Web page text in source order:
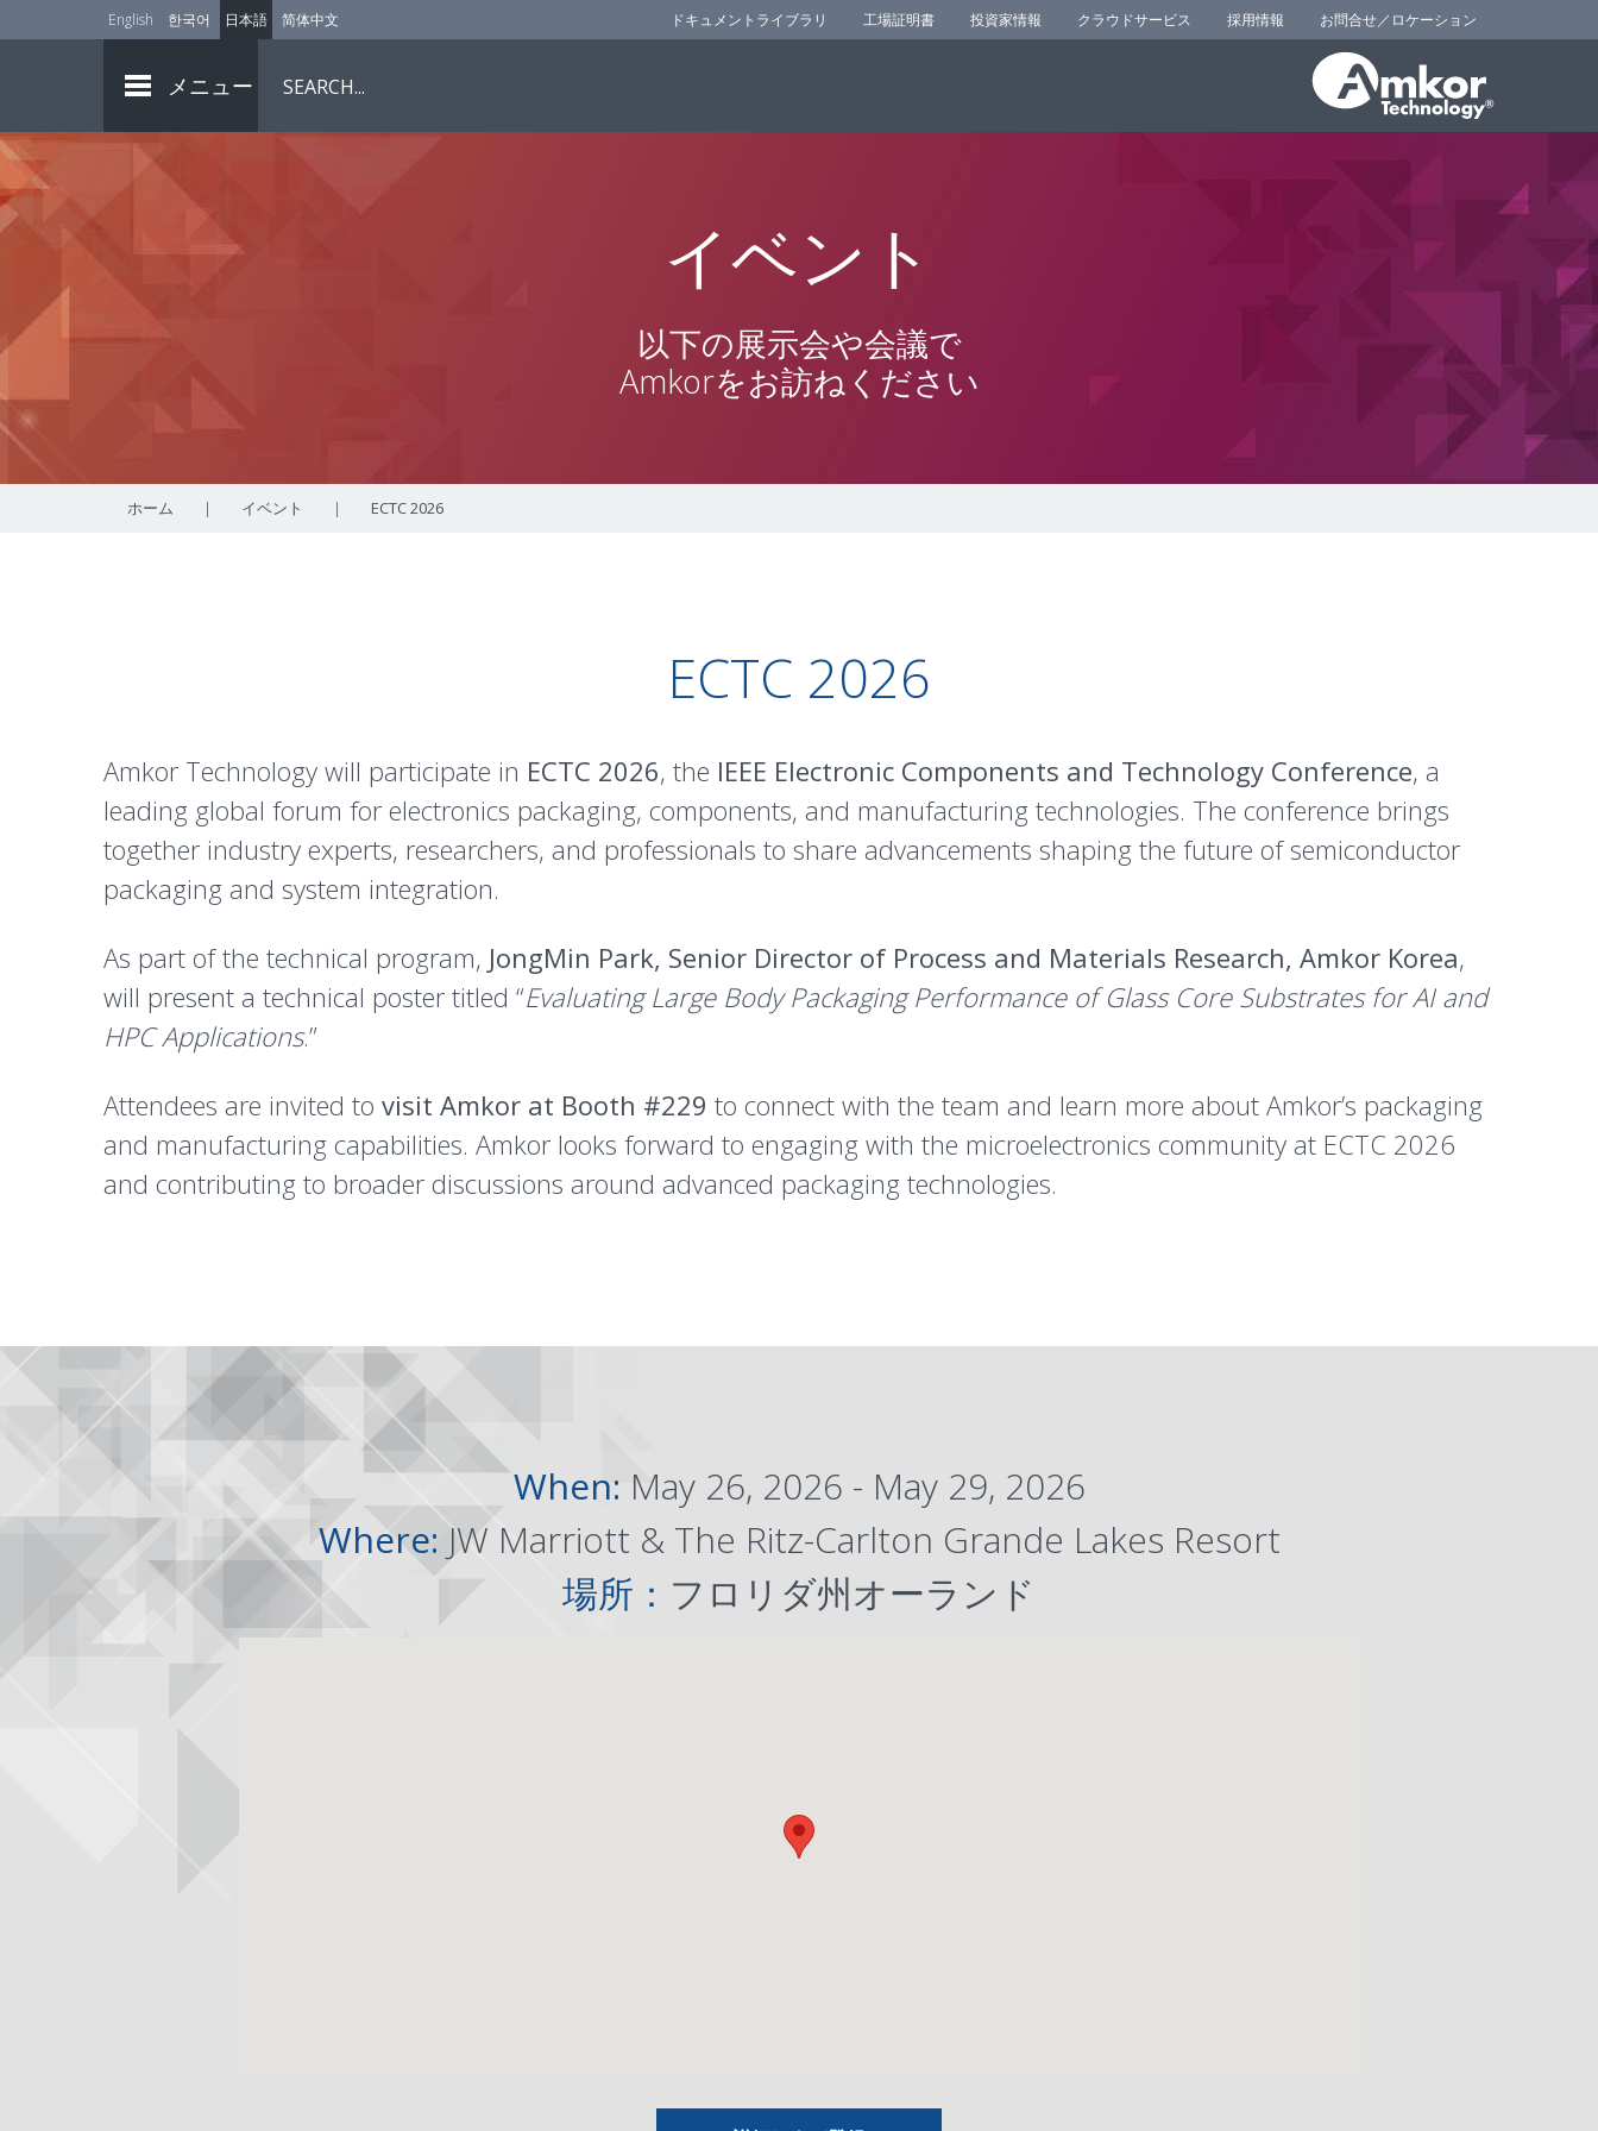
English 한국어 日本語 简体中文 ドキュメントライブラリ 工場証明書 投資家情報 クラウドサービス 採用情報 お問合せ／ロケーション
メニュー
イベント
以下の展示会や会議で
Amkorをお訪ねください
ホーム | イベント | ECTC 2026
ECTC 2026
Amkor Technology will participate in ECTC 2026, the IEEE Electronic Components and Technology Conference, a
leading global forum for electronics packaging, components, and manufacturing technologies. The conference brings
together industry experts, researchers, and professionals to share advancements shaping the future of semiconductor
packaging and system integration.
As part of the technical program, JongMin Park, Senior Director of Process and Materials Research, Amkor Korea,
will present a technical poster titled “Evaluating Large Body Packaging Performance of Glass Core Substrates for AI and
HPC Applications.”
Attendees are invited to visit Amkor at Booth #229 to connect with the team and learn more about Amkor’s packaging
and manufacturing capabilities. Amkor looks forward to engaging with the microelectronics community at ECTC 2026
and contributing to broader discussions around advanced packaging technologies.
When: May 26, 2026 - May 29, 2026
Where: JW Marriott & The Ritz-Carlton Grande Lakes Resort
場所： フロリダ州オーランド